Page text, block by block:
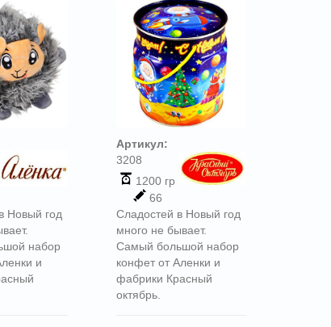
Новый год
набор
и
Артикул:
3208
1200 гр
66
Сладостей в Новый год
много не бывает.
Самый большой набор
конфет от Аленки и
фабрики Красный
октябрь.